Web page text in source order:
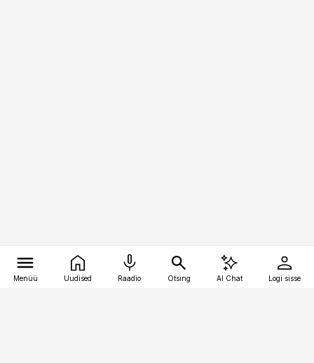
Menüü Uudised Raadio Otsing AI Chat Logi sisse